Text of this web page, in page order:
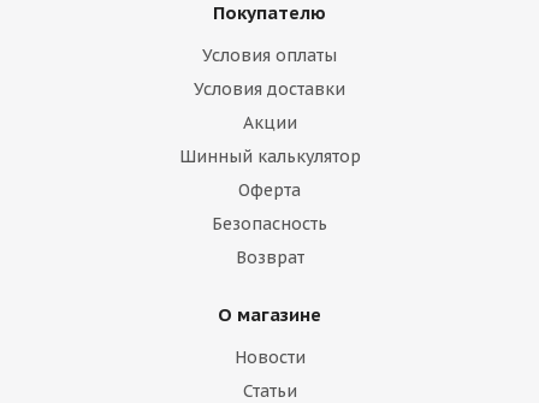
Покупателю
Условия оплаты
Условия доставки
Акции
Шинный калькулятор
Оферта
Безопасность
Возврат
О магазине
Новости
Статьи